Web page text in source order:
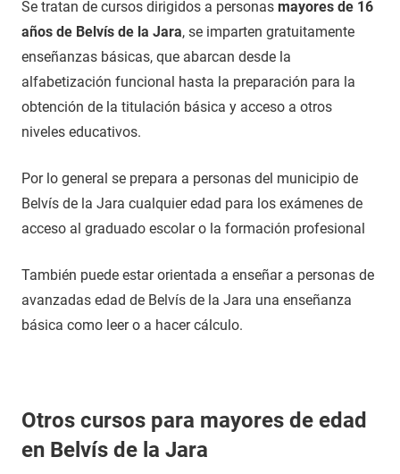
Se tratan de cursos dirigidos a personas mayores de 16
años de Belvís de la Jara, se imparten gratuitamente
enseñanzas básicas, que abarcan desde la
alfabetización funcional hasta la preparación para la
obtención de la titulación básica y acceso a otros
niveles educativos.
Por lo general se prepara a personas del municipio de
Belvís de la Jara cualquier edad para los exámenes de
acceso al graduado escolar o la formación profesional
También puede estar orientada a enseñar a personas de
avanzadas edad de Belvís de la Jara una enseñanza
básica como leer o a hacer cálculo.
Otros cursos para mayores de edad
en Belvís de la Jara